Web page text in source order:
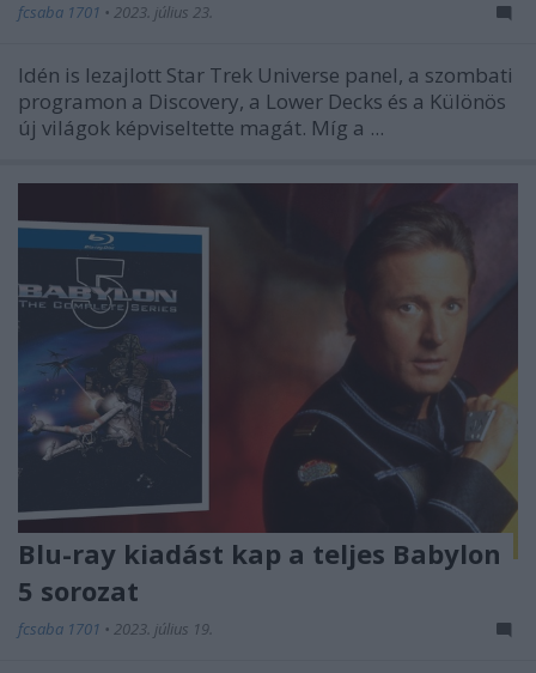
fcsaba 1701 • 2023. július 23.
Idén is lezajlott Star Trek Universe panel, a szombati
programon a Discovery, a Lower Decks és a Különös
új világok képviseltette magát. Míg a ...
Blu-ray kiadást kap a teljes Babylon
5 sorozat
fcsaba 1701 • 2023. július 19.